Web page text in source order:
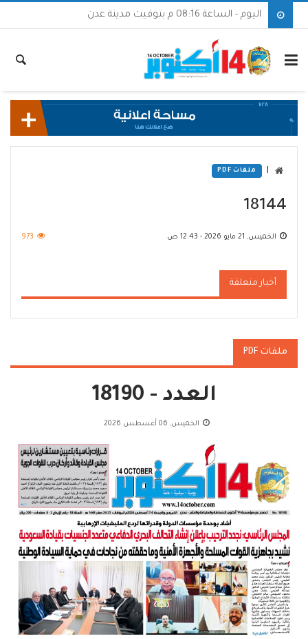
اليوم - الساعة 08:16 م بتوقيت مدينة عدن
ملفات PDF
18144
الخميس, 21 مايو 2026 - 12:43 ص 973
أخبار متعلقة
ملفات PDF
العدد - 18190
الخميس, 06 أغسطس 2026